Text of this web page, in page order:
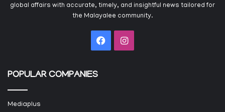
global affairs with accurate, timely, and insightful news tailored for
the Malayalee community.
FacebookInstagram
POPULAR COMPANIES
Mediaplus